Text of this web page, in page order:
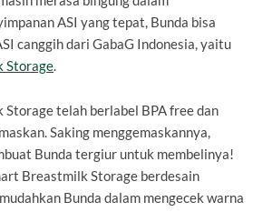
ASI yang tepat, Bunda bisa
canggih dari GabaG Indonesia, yaitu
Storage.
telah berlabel BPA free dan
Saking menggemaskannya,
Bunda tergiur untuk membelinya!
Breastmilk Storage berdesain
Bunda dalam mengecek warna